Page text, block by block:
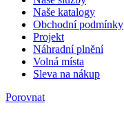
Naše katalogy
Obchodní podmínky
Projekt
Náhradní plnění
Volná místa
Sleva na nákup
Porovnat